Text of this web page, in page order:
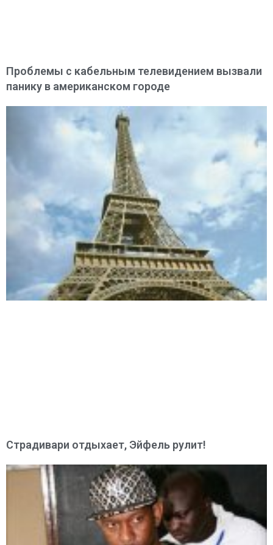
Проблемы с кабельным телевидением вызвали
панику в американском городе
Страдивари отдыхает, Эйфель рулит!